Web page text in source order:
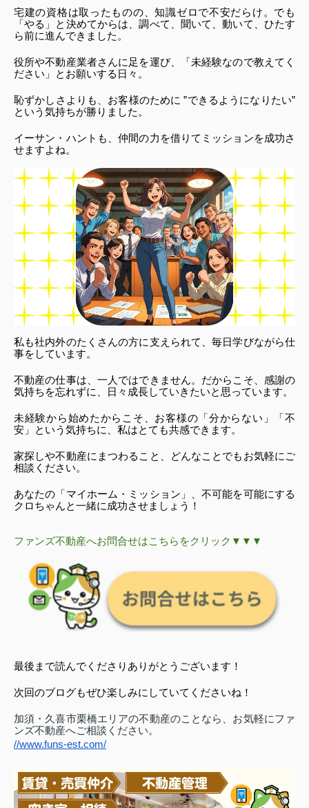
宅建の資格は取ったものの、知識ゼロで不安だらけ。でも
「やる」と決めてからは、調べて、聞いて、動いて、ひたす
ら前に進んできました。
役所や不動産業者さんに足を運び、「未経験なので教えてく
ださい」とお願いする日々。
恥ずかしさよりも、お客様のために ”できるようになりたい”
という気持ちが勝りました。
イーサン・ハントも、仲間の力を借りてミッションを成功さ
せますよね。
私も社内外のたくさんの方に支えられて、毎日学びながら仕
事をしています。
不動産の仕事は、一人ではできません。だからこそ、感謝の
気持ちを忘れずに、日々成長していきたいと思っています。
未経験から始めたからこそ、お客様の「分からない」「不
安」という気持ちに、私はとても共感できます。
家探しや不動産にまつわること、どんなことでもお気軽にご
相談ください。
あなたの「マイホーム・ミッション」、不可能を可能にする
クロちゃんと一緒に成功させましょう！
ファンズ不動産へお問合せはこちらをクリック▼▼▼
最後まで読んでくださりありがとうございます！
次回のブログもぜひ楽しみにしていてくださいね！
加須・久喜市栗橋エリアの不動産のことなら、お気軽にファ
ンズ不動産へご相談ください。
//www.funs-est.com/